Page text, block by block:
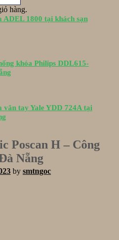
hàng.
ADEL 1800 tại khách sạn
khóa Philips DDL615-
vân tay Yale YDD 724A tại
Poscan H – Công
Nẵng
by smtngoc